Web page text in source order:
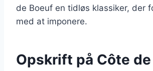
de Boeuf en tidløs klassiker, der
med at imponere.
Opskrift på Côte